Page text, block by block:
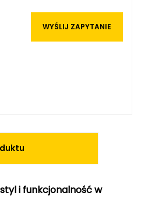
WYŚLIJ ZAPYTANIE
i funkcjonalność w